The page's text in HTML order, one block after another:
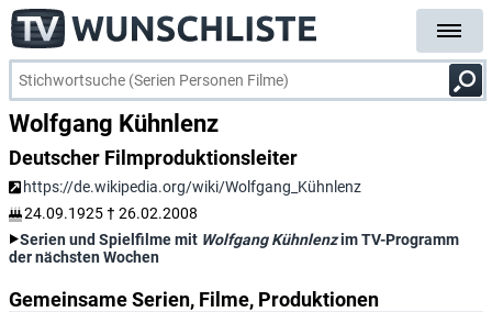
Wolfgang Kühnlenz
Deutscher Filmproduktionsleiter
https://de.wikipedia.org/wiki/Wolfgang_Kühnlenz
24.09.1925 † 26.02.2008
Serien und Spielfilme mit Wolfgang Kühnlenzim TV-Programm
der nächsten Wochen
Gemeinsame Serien, Filme, Produktionen